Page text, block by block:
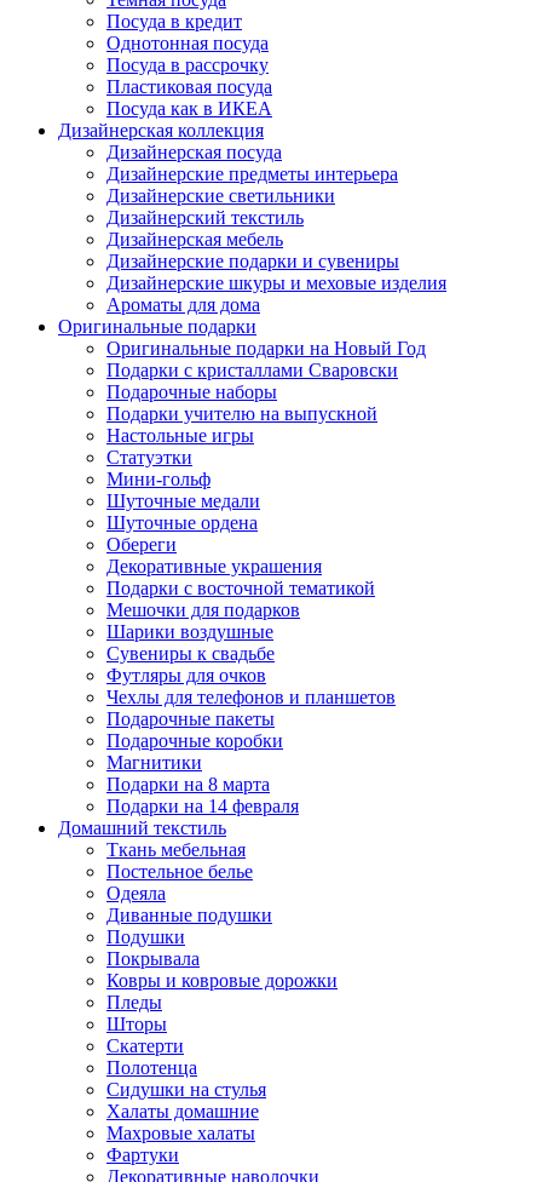
Посуда в кредит
Однотонная посуда
Посуда в рассрочку
Пластиковая посуда
Посуда как в ИКЕА
Дизайнерская коллекция
Дизайнерская посуда
Дизайнерские предметы интерьера
Дизайнерские светильники
Дизайнерский текстиль
Дизайнерская мебель
Дизайнерские подарки и сувениры
Дизайнерские шкуры и меховые изделия
Ароматы для дома
Оригинальные подарки
Оригинальные подарки на Новый Год
Подарки с кристаллами Сваровски
Подарочные наборы
Подарки учителю на выпускной
Настольные игры
Статуэтки
Мини-гольф
Шуточные медали
Шуточные ордена
Обереги
Декоративные украшения
Подарки с восточной тематикой
Мешочки для подарков
Шарики воздушные
Сувениры к свадьбе
Футляры для очков
Чехлы для телефонов и планшетов
Подарочные пакеты
Подарочные коробки
Магнитики
Подарки на 8 марта
Подарки на 14 февраля
Домашний текстиль
Ткань мебельная
Постельное белье
Одеяла
Диванные подушки
Подушки
Покрывала
Ковры и ковровые дорожки
Пледы
Шторы
Скатерти
Полотенца
Сидушки на стулья
Халаты домашние
Махровые халаты
Фартуки
Декоративные наволочки